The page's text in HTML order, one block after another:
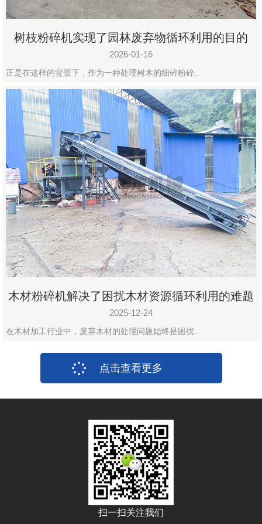
树枝粉碎机实现了园林废弃物循环利用的目的
2026-01-16
正是在这样的背景下，作为一种处理树木的细碎粉碎…
木材粉碎机解决了困扰木材资源循环利用的难题
2025-12-24
在木材加工行业中，废弃木材的处理问题始终是困扰…
点击查看更多
扫一扫关注我们